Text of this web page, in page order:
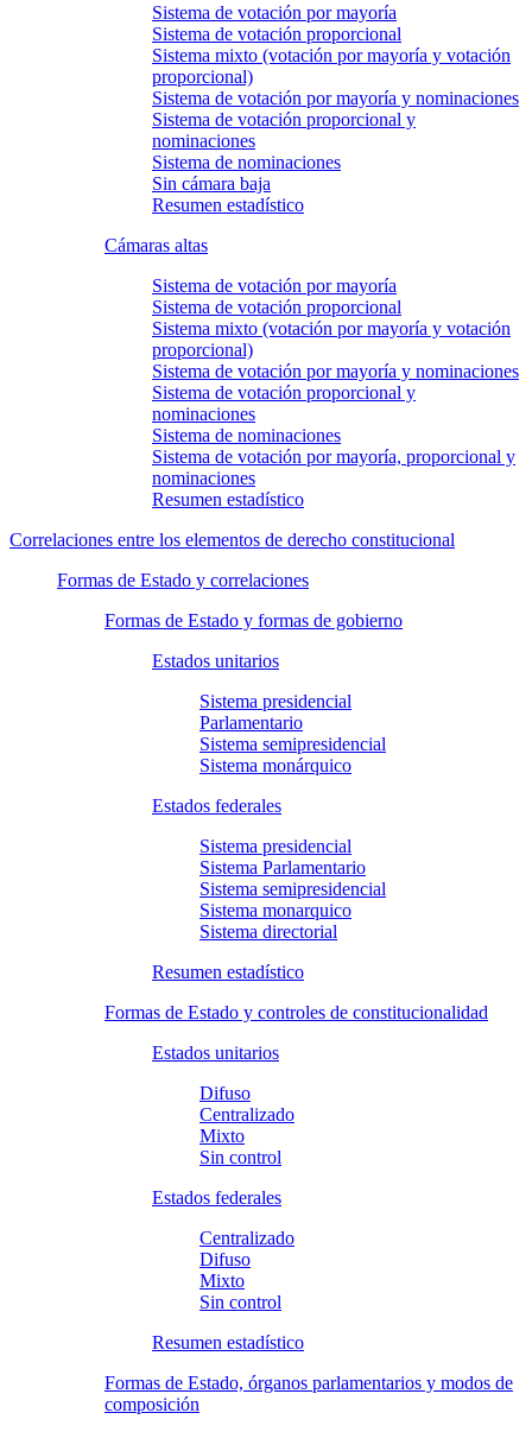
Sistema de votación por mayoría
Sistema de votación proporcional
Sistema mixto (votación por mayoría y votación
proporcional)
Sistema de votación por mayoría y nominaciones
Sistema de votación proporcional y
nominaciones
Sistema de nominaciones
Sin cámara baja
Resumen estadístico
Cámaras altas
Sistema de votación por mayoría
Sistema de votación proporcional
Sistema mixto (votación por mayoría y votación
proporcional)
Sistema de votación por mayoría y nominaciones
Sistema de votación proporcional y
nominaciones
Sistema de nominaciones
Sistema de votación por mayoría, proporcional y
nominaciones
Resumen estadístico
Correlaciones entre los elementos de derecho constitucional
Formas de Estado y correlaciones
Formas de Estado y formas de gobierno
Estados unitarios
Sistema presidencial
Parlamentario
Sistema semipresidencial
Sistema monárquico
Estados federales
Sistema presidencial
Sistema Parlamentario
Sistema semipresidencial
Sistema monarquico
Sistema directorial
Resumen estadístico
Formas de Estado y controles de constitucionalidad
Estados unitarios
Difuso
Centralizado
Mixto
Sin control
Estados federales
Centralizado
Difuso
Mixto
Sin control
Resumen estadístico
Formas de Estado, órganos parlamentarios y modos de
composición